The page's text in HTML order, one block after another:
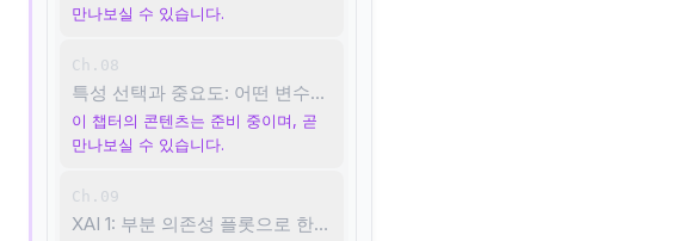
만나보실 수 있습니다.
Ch.08
특성 선택과 중요도: 어떤 변수가 진짜 중요한가
이 챕터의 콘텐츠는 준비 중이며, 곧
만나보실 수 있습니다.
Ch.09
XAI 1: 부분 의존성 플롯으로 한 변수 영향 보기